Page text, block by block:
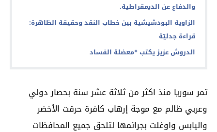
والدفاع عن الديمقراطية.
الزاوية البودشيشية بين خطاب النقد وحقيقة الظاهرة:
قراءة جدليّة
الدروش عزيز يكتب *معضلة الفساد
تمر سوريا منذ اكثر من ثلاثة عشر سنة بحصار دولي
وعربي ظالم مع موجة إرهاب كافرة حرقت الأخضر
واليابس واوغلت بجرائمها لتلحق جميع المحافظات